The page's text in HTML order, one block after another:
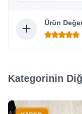
Ürün
Kategorinin